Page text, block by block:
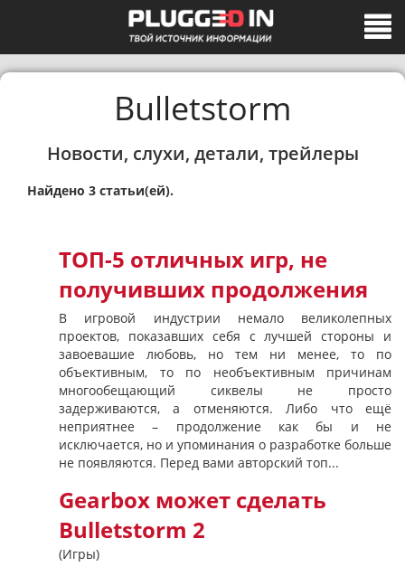
Bulletstorm
Новости, слухи, детали, трейлеры
Найдено 3 статьи(ей).
ТОП-5 отличных игр, не
получивших продолжения
В игровой индустрии немало великолепных
проектов, показавших себя с лучшей стороны и
завоевашие любовь, но тем ни менее, то по
объективным, то по необъективным причинам
многообещающий сиквелы не просто
задерживаются, а отменяются. Либо что ещё
неприятнее – продолжение как бы и не
исключается, но и упоминания о разработке больше
не появляются. Перед вами авторский топ...
Gearbox может сделать
Bulletstorm 2
(Игры)